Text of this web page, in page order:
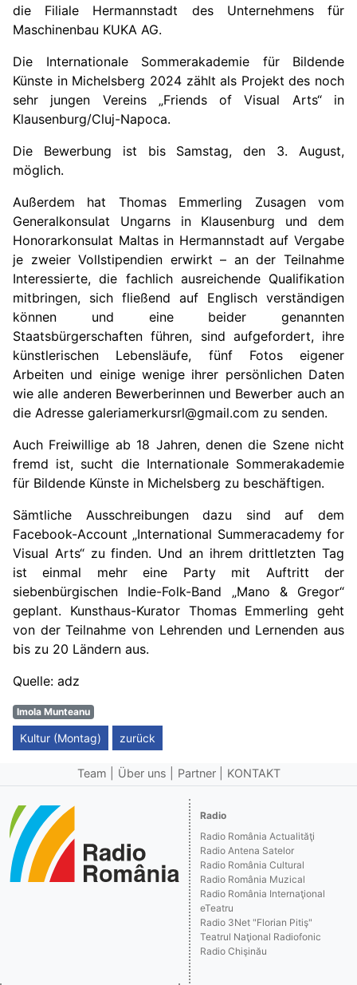
die Filiale Hermannstadt des Unternehmens für
Maschinenbau KUKA AG.
Die Internationale Sommerakademie für Bildende
Künste in Michelsberg 2024 zählt als Projekt des noch
sehr jungen Vereins „Friends of Visual Arts“ in
Klausenburg/Cluj-Napoca.
Die Bewerbung ist bis Samstag, den 3. August,
möglich.
Außerdem hat Thomas Emmerling Zusagen vom
Generalkonsulat Ungarns in Klausenburg und dem
Honorarkonsulat Maltas in Hermannstadt auf Vergabe
je zweier Vollstipendien erwirkt – an der Teilnahme
Interessierte, die fachlich ausreichende Qualifikation
mitbringen, sich fließend auf Englisch verständigen
können und eine beider genannten
Staatsbürgerschaften führen, sind aufgefordert, ihre
künstlerischen Lebensläufe, fünf Fotos eigener
Arbeiten und einige wenige ihrer persönlichen Daten
wie alle anderen Bewerberinnen und Bewerber auch an
die Adresse galeriamerkursrl@gmail.com zu senden.
Auch Freiwillige ab 18 Jahren, denen die Szene nicht
fremd ist, sucht die Internationale Sommerakademie
für Bildende Künste in Michelsberg zu beschäftigen.
Sämtliche Ausschreibungen dazu sind auf dem
Facebook-Account „International Summeracademy for
Visual Arts“ zu finden. Und an ihrem drittletzten Tag
ist einmal mehr eine Party mit Auftritt der
siebenbürgischen Indie-Folk-Band „Mano & Gregor“
geplant. Kunsthaus-Kurator Thomas Emmerling geht
von der Teilnahme von Lehrenden und Lernenden aus
bis zu 20 Ländern aus.
Quelle: adz
Imola Munteanu
Kultur (Montag) zurück
Team Über uns Partner KONTAKT
Radio
Radio România Actualităţi
Radio Antena Satelor
Radio România Cultural
Radio România Muzical
Radio România Internaţional
eTeatru
Radio 3Net "Florian Pitiş"
Teatrul Naţional Radiofonic
Radio Chişinău